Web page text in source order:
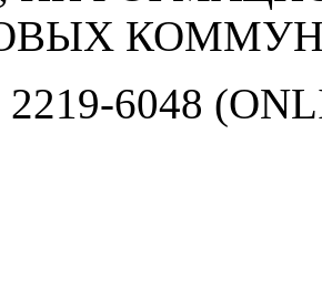
2219-6048